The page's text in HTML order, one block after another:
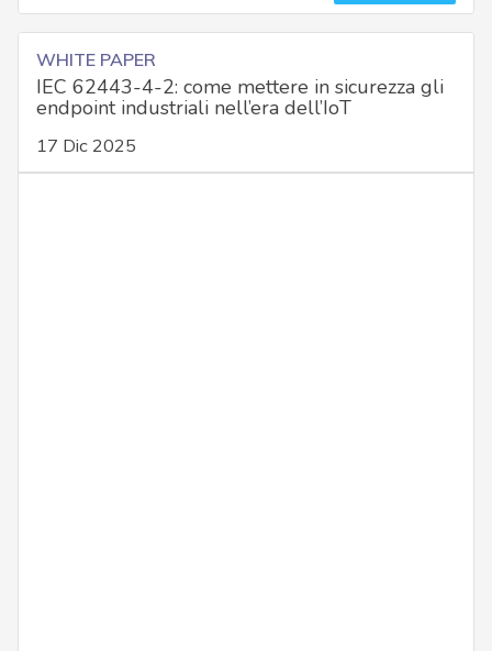
WHITE PAPER
IEC 62443-4-2: come mettere in sicurezza gli
endpoint industriali nell’era dell’IoT
17 Dic 2025